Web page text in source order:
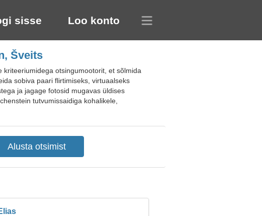
sisse Loo konto
Šveits
otsingumootorit, et sõlmida
sobiva paari flirtimiseks, virtuaalseks
ja jagage fotosid mugavas üldises
tutvumissaidiga kohalikele,